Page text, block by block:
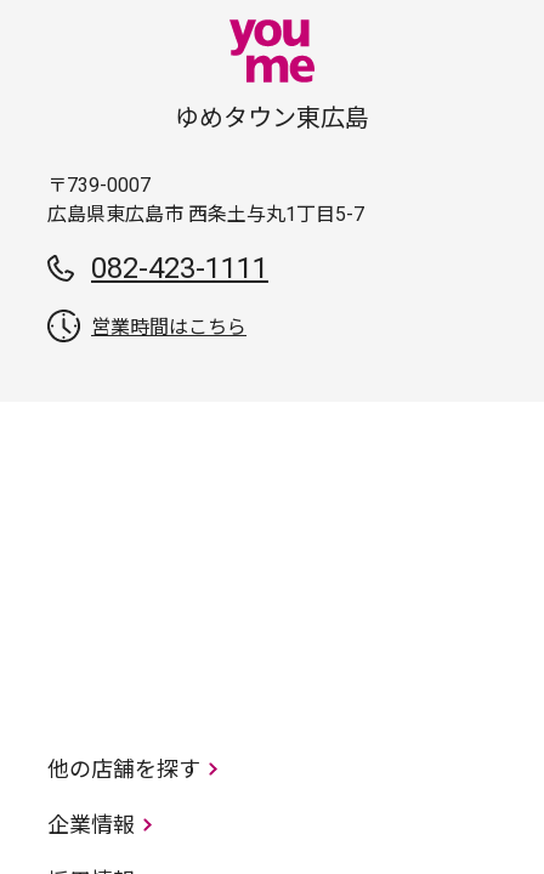
ゆめタウン東広島
〒739-0007
広島県東広島市 西条土与丸1丁目5-7
082-423-1111
営業時間はこちら
他の店舗を探す
企業情報